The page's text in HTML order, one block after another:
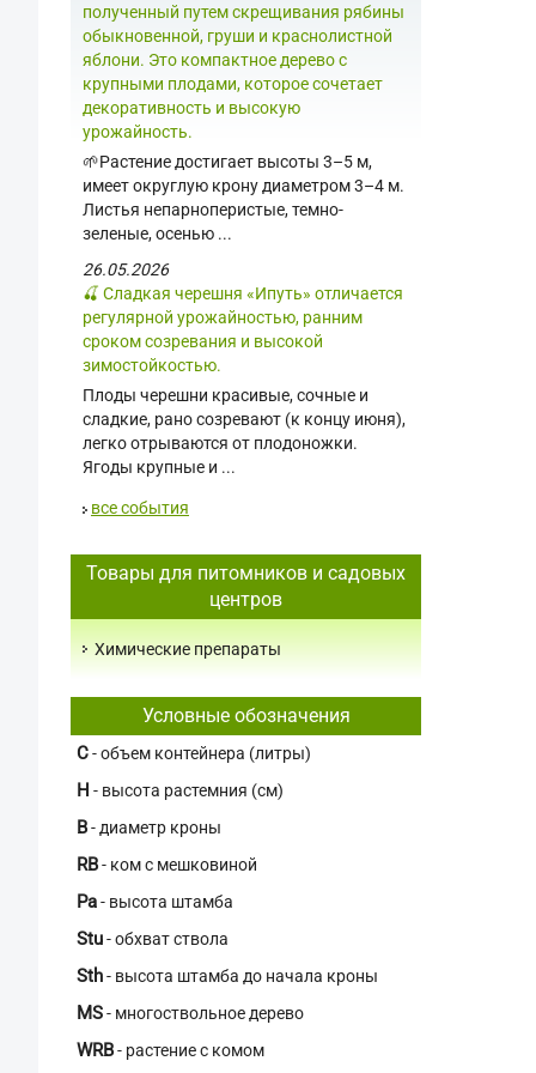
полученный путем скрещивания рябины
обыкновенной, груши и краснолистной
яблони. Это компактное дерево с
крупными плодами, которое сочетает
декоративность и высокую
урожайность.
🌱Растение достигает высоты 3–5 м,
имеет округлую крону диаметром 3–4 м.
Листья непарноперистые, темно-
зеленые, осенью ...
26.05.2026
🍒 Сладкая черешня «Ипуть» отличается
регулярной урожайностью, ранним
сроком созревания и высокой
зимостойкостью.
Плоды черешни красивые, сочные и
сладкие, рано созревают (к концу июня),
легко отрываются от плодоножки.
Ягоды крупные и ...
все события
Товары для питомников и садовых
центров
Химические препараты
Условные обозначения
C- объем контейнера (литры)
H - высота растемния (см)
В- диаметр кроны
RB- ком с мешковиной
Pa- высота штамба
Stu- обхват ствола
Sth- высота штамба до начала кроны
MS- многоствольное дерево
WRB- растение с комом